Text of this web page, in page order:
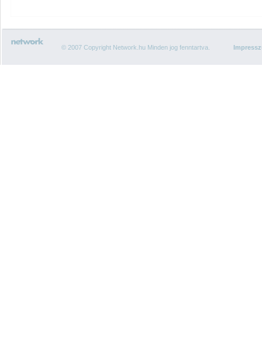
© 2007 Copyright Network.hu Minden jog fenntartva.